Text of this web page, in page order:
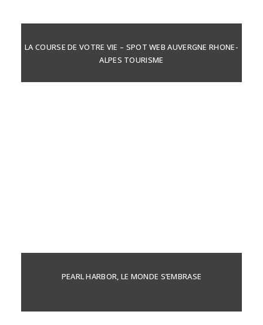
LA COURSE DE VOTRE VIE – SPOT WEB AUVERGNE RHONE-
ALPES TOURISME
PEARL HARBOR, LE MONDE S’EMBRASE